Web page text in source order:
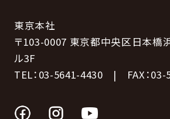
東京本社
〒103-0007 東京都中央区日本橋
ル3F
TEL：03-5641-4430 | FAX：03-